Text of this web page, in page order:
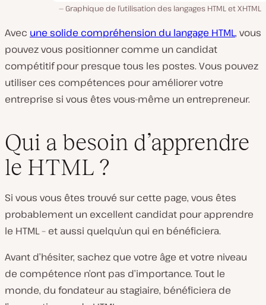
Graphique de l’utilisation des langages HTML et XHTML
Avec une solide compréhension du langage HTML, vous
pouvez vous positionner comme un candidat
compétitif pour presque tous les postes. Vous pouvez
utiliser ces compétences pour améliorer votre
entreprise si vous êtes vous-même un entrepreneur.
Qui a besoin d’apprendre
le HTML ?
Si vous vous êtes trouvé sur cette page, vous êtes
probablement un excellent candidat pour apprendre
le HTML – et aussi quelqu’un qui en bénéficiera.
Avant d’hésiter, sachez que votre âge et votre niveau
de compétence n’ont pas d’importance. Tout le
monde, du fondateur au stagiaire, bénéficiera de